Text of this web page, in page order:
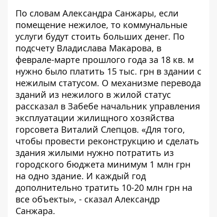
По словам Александра Санжары, если
помещение нежилое, то коммунальные
услуги будут стоить больших денег. По
подсчету Владислава Макарова, в
феврале-марте прошлого года за 18 кв. м
нужно было платить 15 тыс. грн в здании с
нежилым статусом. О механизме перевода
зданий из нежилого в жилой статус
рассказал в Забебе начальник управления
эксплуатации жилищного хозяйства
горсовета Виталий Слепцов. «Для того,
чтобы провести реконструкцию и сделать
здания жилыми нужно потратить из
городского бюджета минимум 1 млн грн
на одно здание. И каждый год
дополнительно тратить 10-20 млн грн на
все объекты», - сказал Александр
Санжара.